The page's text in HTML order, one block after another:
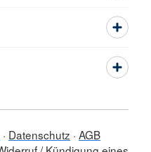
Datenschutz AGB